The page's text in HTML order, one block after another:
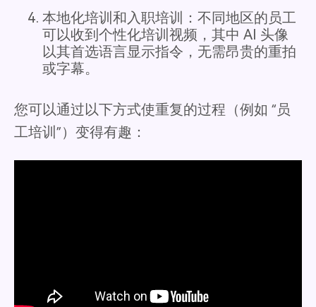
本地化培训和入职培训：不同地区的员工
可以收到个性化培训视频，其中 AI 头像
以其首选语言显示指令，无需昂贵的重拍
或字幕。
您可以通过以下方式使重复的过程（例如 “员
工培训”）变得有趣：